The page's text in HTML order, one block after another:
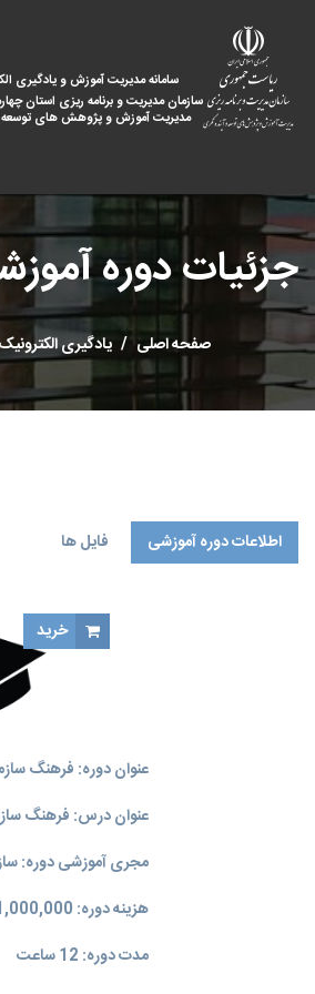
سامانه مدیریت آموزش و یادگیری
سازمان مدیریت و برنامه ریزی استان
مدیریت آموزش و پژوهش های توسعه
جزئیات دوره
صفحه اصلی یادگیری الکترونیک
اطلاعات دوره آموزشی فایل ها
عنوان دوره: فرهنگ
عنوان درس: فرهنگ
مجری آموزشی دوره:
هزینه دوره: 1,000,000 ریال
مدت دوره: 12 ساعت
خرید